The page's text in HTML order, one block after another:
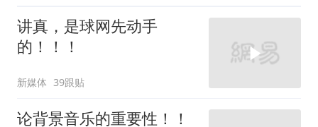
讲真，是球网先动手
的！！！
新媒体 39跟贴
论背景音乐的重要性！！